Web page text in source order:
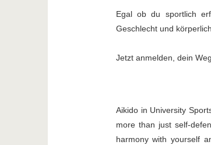
Egal ob du sportlich
Geschlecht und
Jetzt anmelden, dein
Aikido in University
more than just self-
harmony with yourself